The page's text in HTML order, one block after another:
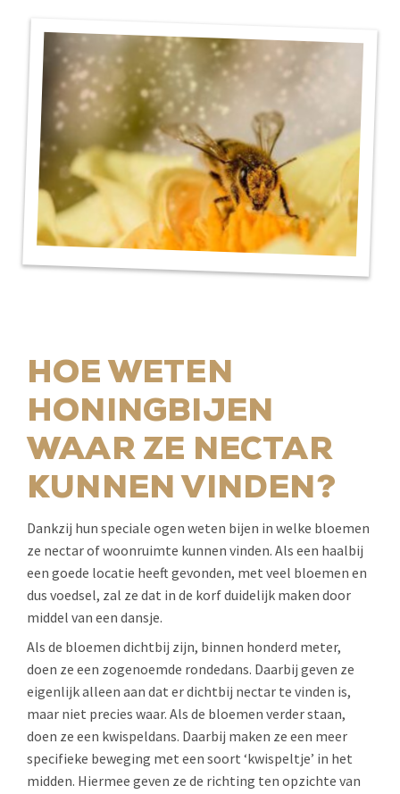
HOE WETEN
HONINGBIJEN
WAAR ZE NECTAR
KUNNEN VINDEN?
Dankzij hun speciale ogen weten bijen in welke bloemen
ze nectar of woonruimte kunnen vinden. Als een haalbij
een goede locatie heeft gevonden, met veel bloemen en
dus voedsel, zal ze dat in de korf duidelijk maken door
middel van een dansje.
Als de bloemen dichtbij zijn, binnen honderd meter,
doen ze een zogenoemde rondedans. Daarbij geven ze
eigenlijk alleen aan dat er dichtbij nectar te vinden is,
maar niet precies waar. Als de bloemen verder staan,
doen ze een kwispeldans. Daarbij maken ze een meer
specifieke beweging met een soort ‘kwispeltje’ in het
midden. Hiermee geven ze de richting ten opzichte van